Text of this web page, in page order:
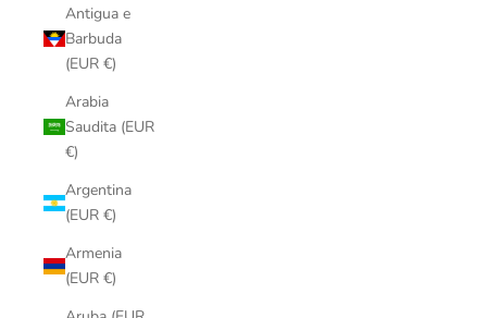
Antigua e
Barbuda
(EUR €)
Arabia
Saudita (EUR
€)
Argentina
(EUR €)
Armenia
(EUR €)